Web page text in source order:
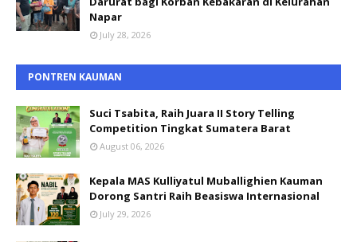
Napar
July 28, 2026
PONTREN KAUMAN
Suci Tsabita, Raih Juara II Story Telling
Competition Tingkat Sumatera Barat
August 06, 2026
Kepala MAS Kulliyatul Muballighien Kauman
Dorong Santri Raih Beasiswa Internasional
July 29, 2026